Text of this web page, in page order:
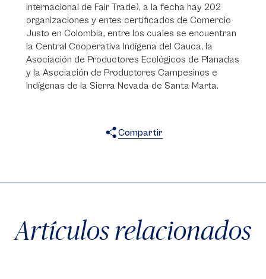
internacional de Fair Trade), a la fecha hay 202
organizaciones y entes certificados de Comercio
Justo en Colombia, entre los cuales se encuentran
la Central Cooperativa Indígena del Cauca, la
Asociación de Productores Ecológicos de Planadas
y la Asociación de Productores Campesinos e
Indígenas de la Sierra Nevada de Santa Marta.
Compartir
Artículos relacionados